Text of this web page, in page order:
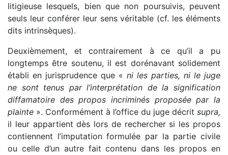
litigieuse lesquels, bien que non poursuivis, peuvent
seuls leur conférer leur sens véritable (cf. les éléments
dits intrinsèques).
Deuxièmement, et contrairement à ce qu’il a pu
longtemps être soutenu, il est dorénavant solidement
établi en jurisprudence que « ni les parties, ni le juge
ne sont tenus par l’interprétation de la signification
diffamatoire des propos incriminés proposée par la
plainte ». Conformément à l’office du juge décrit supra,
il leur appartient dès lors de rechercher si les propos
contiennent l’imputation formulée par la partie civile
ou celle d’un autre fait contenu dans les propos en